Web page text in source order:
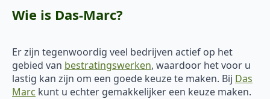
Wie is Das-Marc?
Er zijn tegenwoordig veel bedrijven actief op het
gebied van bestratingswerken, waardoor het voor u
lastig kan zijn om een goede keuze te maken. Bij Das
Marc kunt u echter gemakkelijker een keuze maken.